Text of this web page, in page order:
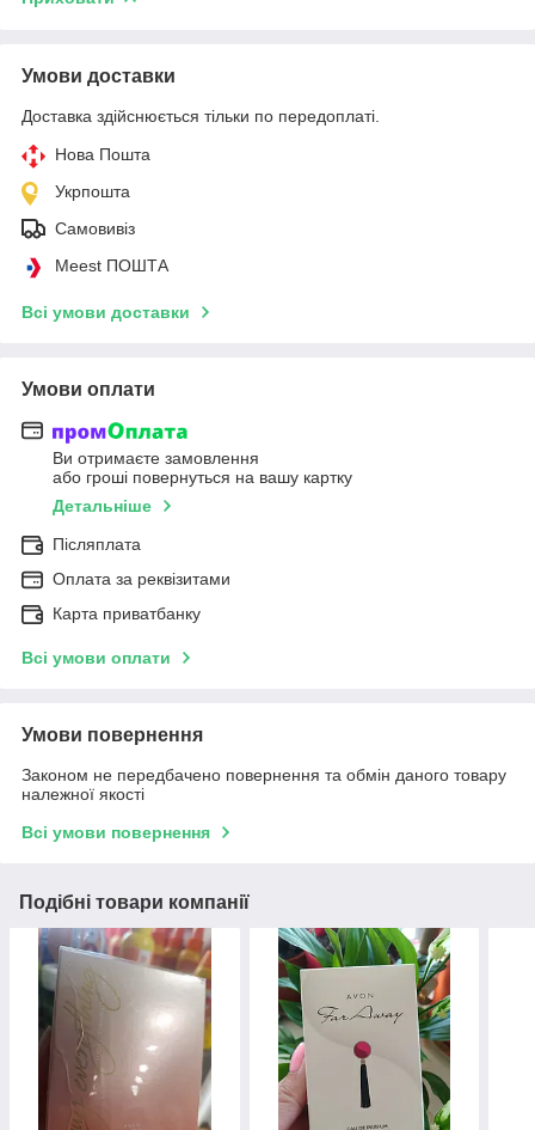
Умови доставки
Доставка здійснюється тільки по передоплаті.
Нова Пошта
Укрпошта
Самовивіз
Meest ПОШТА
Всі умови доставки
Умови оплати
Ви отримаєте замовлення
або гроші повернуться на вашу картку
Детальніше
Післяплата
Оплата за реквізитами
Карта приватбанку
Всі умови оплати
Умови повернення
Законом не передбачено повернення та обмін даного товару
належної якості
Всі умови повернення
Подібні товари компанії